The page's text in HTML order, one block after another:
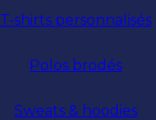
T-shirts personnalisés
Polos brodés
Sweats & hoodies